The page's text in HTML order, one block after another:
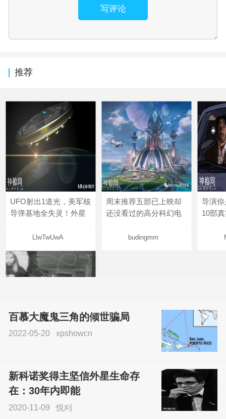
写评论
推荐
UFO射出1道光，美军核
导弹基地全失灵！外星
LlwTwUwA
周末推荐五部已上映却
还没看过的高分科幻电
budingmm
导演
10部
sskfn
百慕大魔鬼三角的倾世骗局
2022-05-20 xpshowcn
新科诺奖得主坚信外星生命存
在：30年内即能
2020-11-09 悦刈